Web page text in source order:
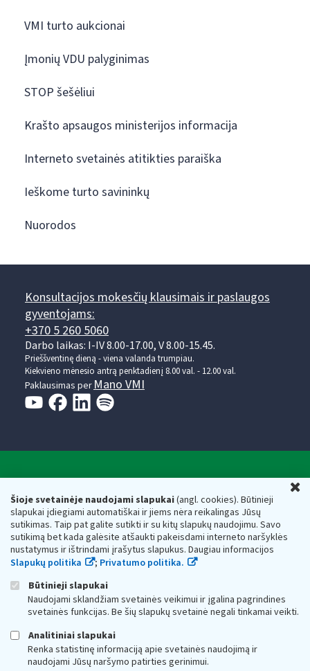
Šioje svetainėje naudojami slapukai(angl. cookies). Būtinieji
slapukai įdiegiami automatiškai ir jiems nėra reikalingas Jūsų
sutikimas. Taip pat galite sutikti ir su kitų slapukų naudojimu. Savo
sutikimą bet kada galėsite atšaukti pakeisdami interneto naršyklės
nustatymus ir ištrindami įrašytus slapukus. Daugiau informacijos
Slapukų politika
; Privatumo politika.
Būtinieji slapukai
Naudojami sklandžiam svetainės veikimui ir įgalina pagrindines
svetainės funkcijas. Be šių slapukų svetainė negali tinkamai veikti.
Analitiniai slapukai
Renka statistinę informaciją apie svetainės naudojimą ir
naudojami Jūsų naršymo patirties gerinimui.
VMI turto aukcionai
Įmonių VDU palyginimas
STOP šešėliui
Krašto apsaugos ministerijos informacija
Interneto svetainės atitikties paraiška
Ieškome turto savininkų
Nuorodos
Konsultacijos mokesčių klausimais ir paslaugos
gyventojams:
+370 5 260 5060
Darbo laikas: I-IV 8.00-17.00, V 8.00-15.45.
Prieššventinę dieną - viena valanda trumpiau.
Kiekvieno mėnesio antrą penktadienį 8.00 val. - 12.00 val.
Paklausimas per Mano VMI
Respublikos finansų ministerijos
Biudžetinė įstaiga. Juridinio asmens kodas — 188659752,
adresas: Vasario 16-osios g. 14, 01107 Vilnius, Lietuva, el.paštas:
vmi@vmi.lt, E. pristatymo dėžutės adresas 188659752
Duomenys apie Valstybinę mokesčių inspekciją prie Lietuvos
Respublikos finansų ministerijos kaupiami ir saugomi Juridinių